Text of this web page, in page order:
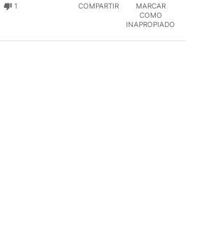
1 COMPARTIR
MARCAR
COMO
INAPROPIADO